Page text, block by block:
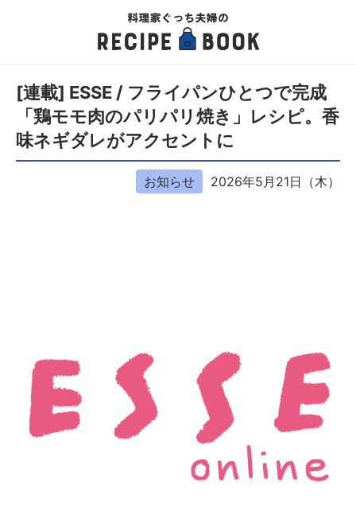
[連載] ESSE / フライパンひとつで完成
「鶏モモ肉のパリパリ焼き」レシピ。香
味ネギダレがアクセントに
お知らせ 2026年5月21日（木）